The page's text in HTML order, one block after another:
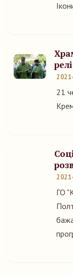
21
ГО